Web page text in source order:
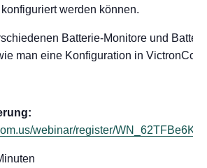
werden können.
Batterie-Monitore und
man eine Konfiguration in
webinar/register/